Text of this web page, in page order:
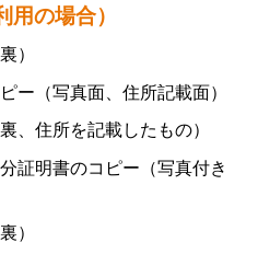
の場合）
）
ー（写真面、住所記載面）
、住所を記載したもの）
証明書のコピー（写真付き
）